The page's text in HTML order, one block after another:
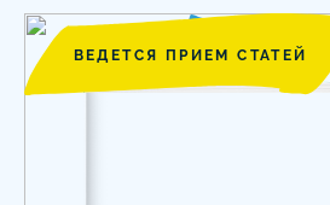
ВЕДЕТСЯ ПРИЕМ СТАТЕЙ